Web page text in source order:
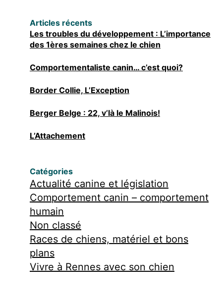
Articles récents
Les troubles du développement : L’importance
des 1ères semaines chez le chien
Comportementaliste canin… c’est quoi?
Border Collie, L’Exception
Berger Belge : 22, v’là le Malinois!
L’Attachement
Catégories
Actualité canine et législation
Comportement canin – comportement
humain
Non classé
Races de chiens, matériel et bons
plans
Vivre à Rennes avec son chien